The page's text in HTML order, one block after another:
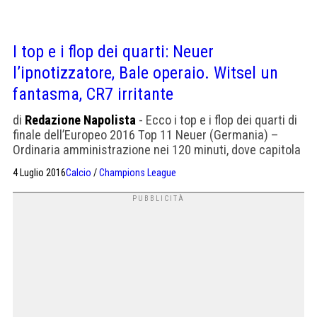
I top e i flop dei quarti: Neuer
l’ipnotizzatore, Bale operaio. Witsel un
fantasma, CR7 irritante
di Redazione Napolista - Ecco i top e i flop dei quarti di
finale dell’Europeo 2016 Top 11 Neuer (Germania) –
Ordinaria amministrazione nei 120 minuti, dove capitola
con i piedi, superlativo nei calci di rigore quando
ipnotizza Bonucci e Darmian: voto 8,5 Chiellini (Italia) –
4 Luglio 2016Calcio /Champions League